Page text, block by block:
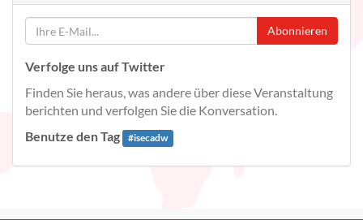
Abonnieren
Verfolge uns auf Twitter
Finden Sie heraus, was andere über diese Veranstaltung
berichten und verfolgen Sie die Konversation.
Benutze den Tag
#isecadw